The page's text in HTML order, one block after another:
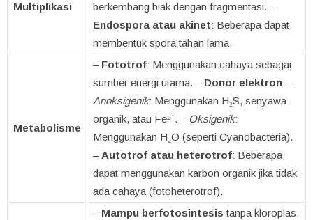
Multiplikasi
berkembang biak dengan fragmentasi. –
Endospora atau akinet: Beberapa dapat
membentuk spora tahan lama.
Metabolisme
– Fototrof: Menggunakan cahaya sebagai
sumber energi utama. – Donor elektron: –
Anoksigenik: Menggunakan H₂S, senyawa
organik, atau Fe²⁺. – Oksigenik:
Menggunakan H₂O (seperti Cyanobacteria).
– Autotrof atau heterotrof: Beberapa
dapat menggunakan karbon organik jika tidak
ada cahaya (fotoheterotrof).
– Mampu berfotosintesis tanpa kloroplas.